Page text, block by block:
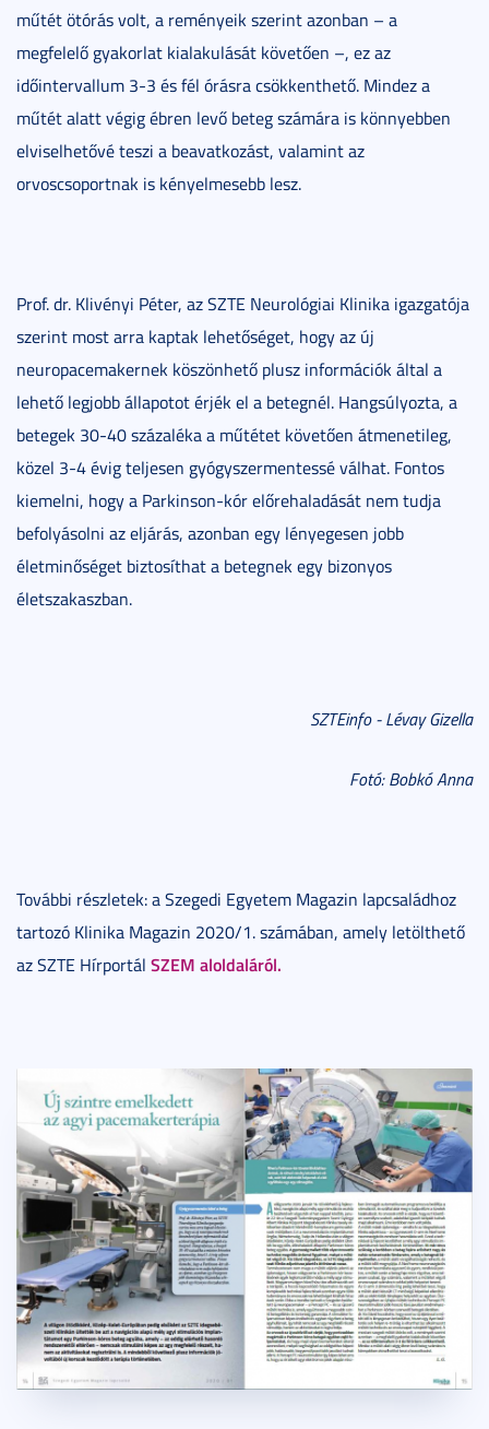
műtét ötórás volt, a reményeik szerint azonban – a
megfelelő gyakorlat kialakulását követően –, ez az
időintervallum 3-3 és fél órásra csökkenthető. Mindez a
műtét alatt végig ébren levő beteg számára is könnyebben
elviselhetővé teszi a beavatkozást, valamint az
orvoscsoportnak is kényelmesebb lesz.
Prof. dr. Klivényi Péter, az SZTE Neurológiai Klinika igazgatója
szerint most arra kaptak lehetőséget, hogy az új
neuropacemakernek köszönhető plusz információk által a
lehető legjobb állapotot érjék el a betegnél. Hangsúlyozta, a
betegek 30-40 százaléka a műtétet követően átmenetileg,
közel 3-4 évig teljesen gyógyszermentessé válhat. Fontos
kiemelni, hogy a Parkinson-kór előrehaladását nem tudja
befolyásolni az eljárás, azonban egy lényegesen jobb
életminőséget biztosíthat a betegnek egy bizonyos
életszakaszban.
SZTEinfo - Lévay Gizella
Fotó: Bobkó Anna
További részletek: a Szegedi Egyetem Magazin lapcsaládhoz
tartozó Klinika Magazin 2020/1. számában, amely letölthető
az SZTE Hírportál SZEM aloldaláról.